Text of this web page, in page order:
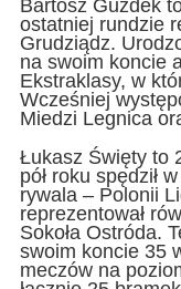
Bartosz Guzdek
ostatniej rundzie
Grudziądz.
na swoim koncie
Ekstraklasy, w
Wcześniej
Miedzi Legnica
Łukasz Świętyto
pół roku spędził
rywala – Polonii
reprezentował
Sokoła Ostróda.
swoim koncie 35
meczów na